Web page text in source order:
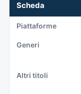
Scheda
Piattaforme
Generi
Altri titoli